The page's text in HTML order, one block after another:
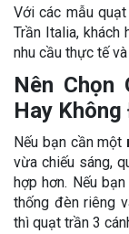
Với các mẫu
Trần Italia, khách
nhu cầu thực tế
Nên Chọn
Hay Không
Nếu bạn cần một
vừa chiếu sáng,
hợp hơn. Nếu
thống đèn riêng
thì quạt trần 3